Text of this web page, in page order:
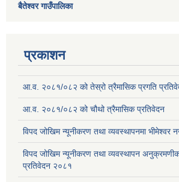
बैतेश्वर गाउँपालिका
प्रकाशन
आ.व. २०८१/०८२ को तेस्रो त्रैमासिक प्रगति
आ.व. २०८१/०८२ को चौथो त्रैमासिक प्रतिवेदन
विपद जोखिम न्यूनीकरण तथा व्यवस्थापनमा भीमेश्वर
विपद जोखिम न्यूनीकरण तथा व्यवस्थापन
प्रतिवेदन २०८१